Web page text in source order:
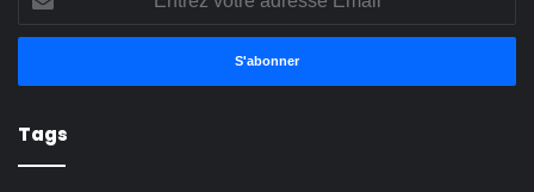
votre
adresse
Tags